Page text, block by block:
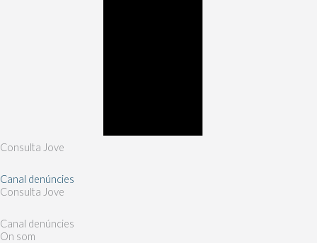
Consulta Jove
Canal denúncies
Consulta Jove
Canal denúncies
On som